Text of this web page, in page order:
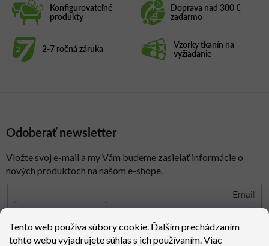
Tento web používa súbory cookie. Ďalším prechádzaním
tohto webu vyjadrujete súhlas s ich používaním. Viac
Konfigurovateľné
produkty
Doprava nad 300 €
zadarmo
2-7 ročná záruka Vzorky tkanín na
vyžiadanie
Odoberať newsletter
Vložte svoj e-mail a my Vám budeme zasielať informácie o
nových produktoch na našom e-shope.
Email
Prihlásením súhlasíte so spracovaním osobných údajov